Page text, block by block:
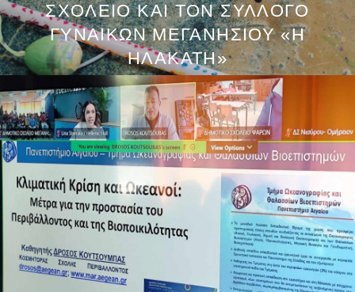
ΣΧΟΛΕΊΟ ΚΑΙ ΤΟΝ ΣΎΛΛΟΓΟ
ΓΥΝΑΙΚΏΝ ΜΕΓΑΝΗΣΊΟΥ «Η
ΗΛΑΚΑΤΗ»